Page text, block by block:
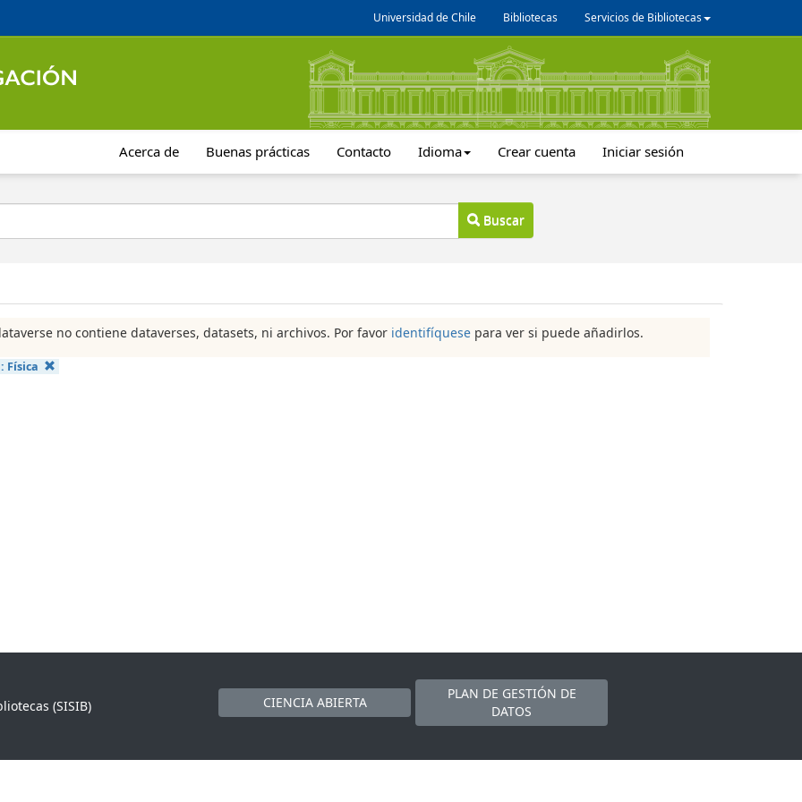
Universidad de Chile Bibliotecas Servicios de Bibliotecas
Acerca de Buenas prácticas Contacto Idioma Crear cuenta Iniciar sesión
Buscar
no contiene dataverses, datasets, ni archivos. Por favor identifíquese para ver si puede añadirlos.
Física
(SISIB)
CIENCIA ABIERTA
PLAN DE GESTIÓN DE
DATOS